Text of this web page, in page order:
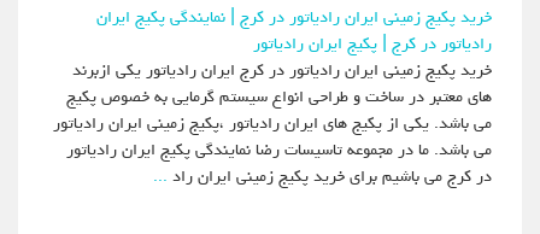
خرید پکیج زمینی ایران رادیاتور در کرج | نمایندگی پکیج ایران
رادیاتور در کرج | پکیج ایران رادیاتور
خرید پکیج زمینی ایران رادیاتور در کرج ایران رادیاتور یکی ازبرند
های معتبر در ساخت و طراحی انواع سیستم گرمایی به خصوص پکیج
می باشد. یکی از پکیج های ایران رادیاتور ،پکیج زمینی ایران رادیاتور
می باشد. ما در مجموعه تاسیسات رضا نمایندگی پکیج ایران رادیاتور
در کرج می باشیم برای خرید پکیج زمینی ایران راد...